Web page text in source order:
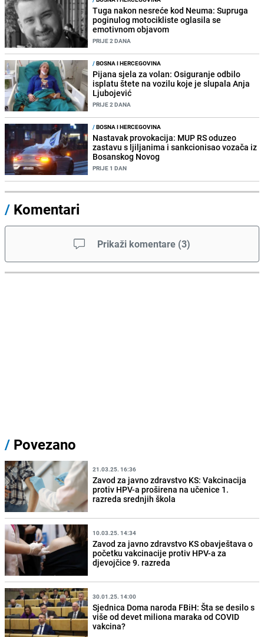
Tuga nakon nesreće kod Neuma: Supruga
poginulog motocikliste oglasila se
emotivnom objavom
PRIJE 2 DANA
/BOSNA I HERCEGOVINA
Pijana sjela za volan: Osiguranje odbilo
isplatu štete na vozilu koje je slupala Anja
Ljubojević
PRIJE 2 DANA
/BOSNA I HERCEGOVINA
Nastavak provokacija: MUP RS oduzeo
zastavu s ljiljanima i sankcionisao vozača iz
Bosanskog Novog
PRIJE 1 DAN
/ Komentari
Prikaži komentare (3)
/ Povezano
21.03.25. 16:36
Zavod za javno zdravstvo KS: Vakcinacija
protiv HPV-a proširena na učenice 1.
razreda srednjih škola
10.03.25. 14:34
Zavod za javno zdravstvo KS obavještava o
početku vakcinacije protiv HPV-a za
djevojčice 9. razreda
30.01.25. 14:00
Sjednica Doma naroda FBiH: Šta se desilo s
više od devet miliona maraka od COVID
vakcina?